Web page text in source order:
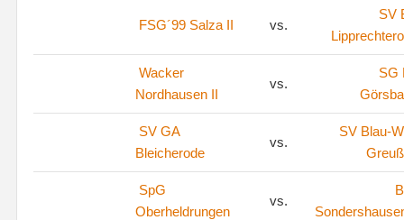
FSG´99 Salza II vs.
SV
Wacker
Nordhausen II
vs.
SG
SV GA
Bleicherode
vs.
SV Blau-
SpG
Oberheldrungen
vs.